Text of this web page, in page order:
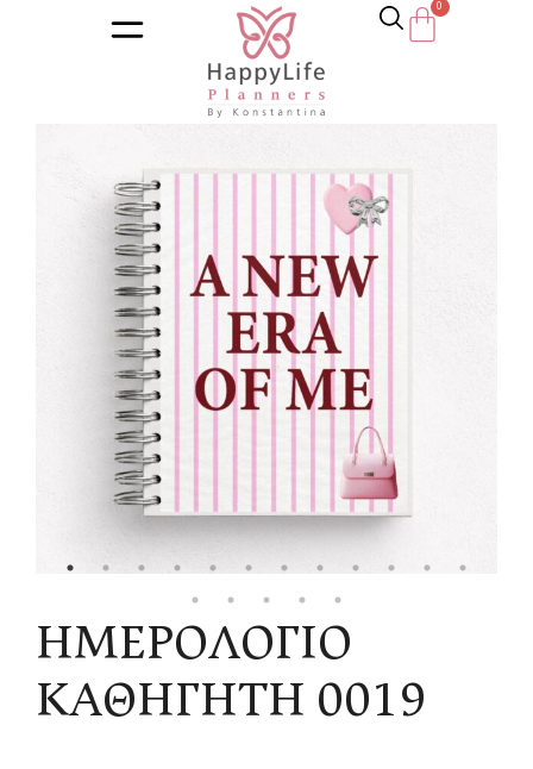
Κατάστημα/Ημερολόγια
ΗΜΕΡΟΛΟΓΙΟ
ΚΑΘΗΓΗΤΗ 0019